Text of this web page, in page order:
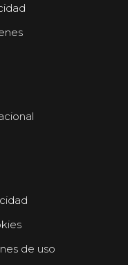
de uso